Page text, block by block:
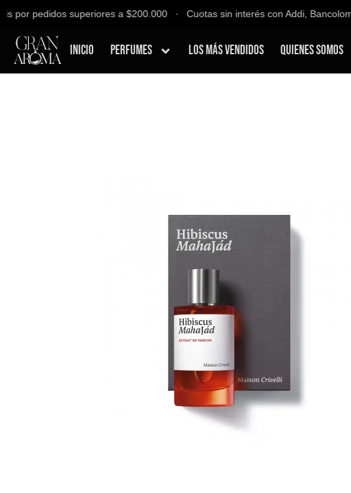
pedidos superiores a $200.000 ∙ Cuotas sin interés con Addi,
Inicio Perfumes Los Más Vendidos Quienes Somos